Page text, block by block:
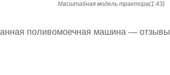
Масштабная модель трактора(1:43)
поливомоечная машина — отзывы